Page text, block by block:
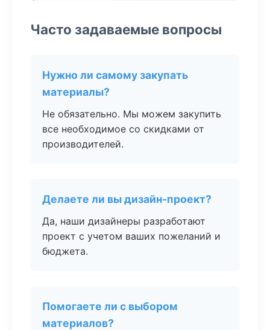
Часто задаваемые вопросы
Нужно ли самому закупать
материалы?
Не обязательно. Мы можем закупить
все необходимое со скидками от
производителей.
Делаете ли вы дизайн-проект?
Да, наши дизайнеры разработают
проект с учетом ваших пожеланий и
бюджета.
Помогаете ли с выбором
материалов?